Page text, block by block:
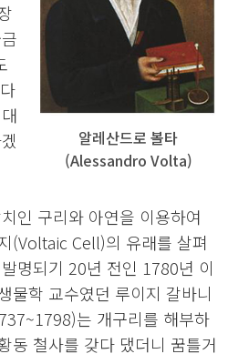
알레산드로 볼타
(Alessandro Volta)
인 구리와 아연을 이용하여
(Voltaic Cell)의 유래를 살펴
명되기 20년 전인 1780년 이
물학 교수였던 루이지 갈바니
는 개구리를 해부하
동 철사를 갖다 댔더니 꿈틀거